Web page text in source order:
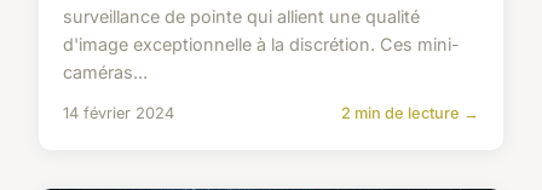
surveillance de pointe qui allient une qualité
d'image exceptionnelle à la discrétion. Ces mini-
caméras...
14 février 2024 2 min de lecture →